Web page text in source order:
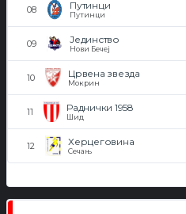
Путинци
Путинци
Јединство
Нови Бечеј
Црвена звезда
Мокрин
Раднички 1958
Шид
Херцеговина
Сечањ